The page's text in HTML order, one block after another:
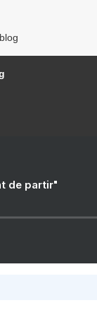
de partir"